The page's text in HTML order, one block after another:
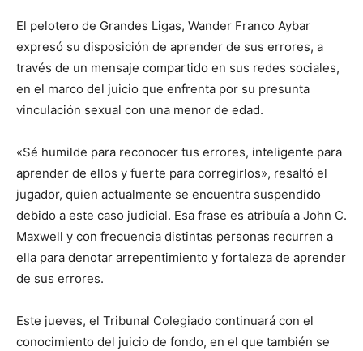
El pelotero de Grandes Ligas, Wander Franco Aybar
expresó su disposición de aprender de sus errores, a
través de un mensaje compartido en sus redes sociales,
en el marco del juicio que enfrenta por su presunta
vinculación sexual con una menor de edad.
«Sé humilde para reconocer tus errores, inteligente para
aprender de ellos y fuerte para corregirlos», resaltó el
jugador, quien actualmente se encuentra suspendido
debido a este caso judicial. Esa frase es atribuía a John C.
Maxwell y con frecuencia distintas personas recurren a
ella para denotar arrepentimiento y fortaleza de aprender
de sus errores.
Este jueves, el Tribunal Colegiado continuará con el
conocimiento del juicio de fondo, en el que también se